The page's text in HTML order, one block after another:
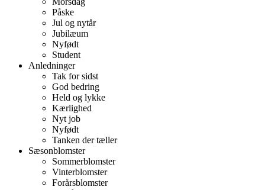
Påske
Jul og nytår
Jubilæum
Nyfødt
Student
Anledninger
Tak for sidst
God bedring
Held og lykke
Kærlighed
Nyt job
Nyfødt
Tanken der tæller
Sæsonblomster
Sommerblomster
Vinterblomster
Forårsblomster